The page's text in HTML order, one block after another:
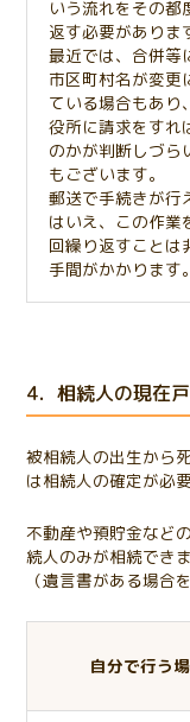
いう流れをその都
返す必要がありま
最近では、合併等
市区町村名が変更
ている場合もあり
役所に請求をすれ
のかが判断しづら
もございます。
郵送で手続きが行
はいえ、この作業
回繰り返すことは
手間がかかります。
4．相続人の現在
被相続人の出生から
は相続人の確定が必
不動産や預貯金など
続人のみが相続できま
（遺言書がある場合
自分で行う